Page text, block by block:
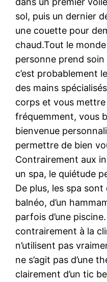
sol, puis un dernier
une couette pour
chaud.Tout le
personne prend soin
c’est probablement
des mains
corps et vous mettre
fréquemment, vous
bienvenue
permettre de bien
Contrairement aux
un spa, le quiétude
De plus, les spa
balnéo, d’un
parfois d’une
contrairement à la
n’utilisent pas
ne s’agit pas d’une
clairement d’un tic